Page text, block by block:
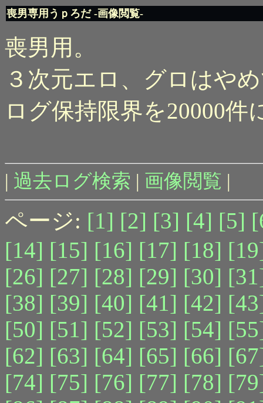
喪男専用うｐろだ -画像閲覧-
喪男用。
３次元エロ、グロはや
ログ保持限界を20000件
| 過去ログ検索 | 画像閲覧 |
ページ: [1] [2] [3] [4] [5]
[14] [15] [16] [17] [18]
[26] [27] [28] [29] [30]
[38] [39] [40] [41] [42]
[50] [51] [52] [53] [54]
[62] [63] [64] [65] [66]
[74] [75] [76] [77] [78]